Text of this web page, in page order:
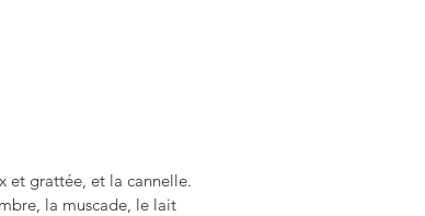
et grattée, et la cannelle.
la muscade, le lait